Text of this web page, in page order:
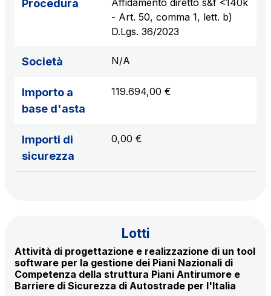
servizi amministrativi, generali, gestione immobili
Giovia
e servizi igienici
Società Italiana per il Traforo del Monte Bianco
S.p.A.
Km rete: 6
Scadenza concessione: 2032
Società Autostrada Tirrenica p.A.
Procedura
Affidamento diretto s&f <140k
- Art. 50, comma 1, lett. b)
D.Lgs. 36/2023
Società N/A
Importo a
base d'asta
119.694,00 €
Importi di
sicurezza
0,00 €
Lotti
Attività di progettazione e realizzazione di un tool
software per la gestione dei Piani Nazionali di
Competenza della struttura Piani Antirumore e
Barriere di Sicurezza di Autostrade per l'Italia